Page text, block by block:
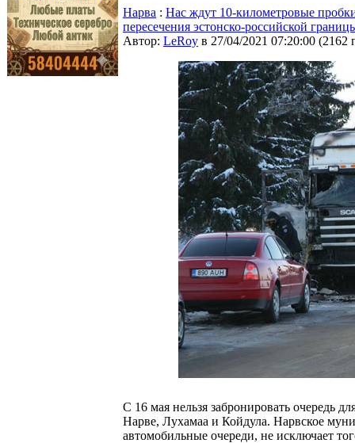
Нарва : Нас ждут 10-километровые
пересечения эстонско-российской
Автор: LeRoy в 27/04/2021 07:20:00 (2162
С 16 мая нельзя забронировать очередь
Нарве, Лухамаа и Койдула. Нарвское
автомобильные очереди, не исключает